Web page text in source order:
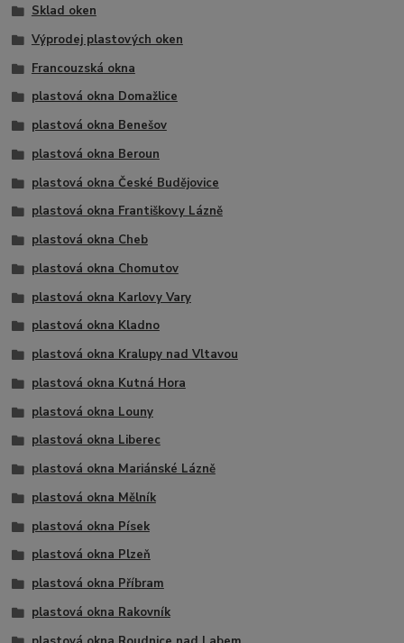
Sklad oken
Výprodej plastových oken
Francouzská okna
plastová okna Domažlice
plastová okna Benešov
plastová okna Beroun
plastová okna České Budějovice
plastová okna Františkovy Lázně
plastová okna Cheb
plastová okna Chomutov
plastová okna Karlovy Vary
plastová okna Kladno
plastová okna Kralupy nad Vltavou
plastová okna Kutná Hora
plastová okna Louny
plastová okna Liberec
plastová okna Mariánské Lázně
plastová okna Mělník
plastová okna Písek
plastová okna Plzeň
plastová okna Příbram
plastová okna Rakovník